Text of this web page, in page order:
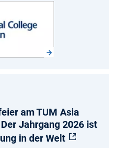
am TUM Asia
Jahrgang 2026 ist
in der Welt